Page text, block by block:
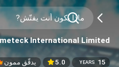
International Limited
15
YEARS
5.0 يدقّق ممون